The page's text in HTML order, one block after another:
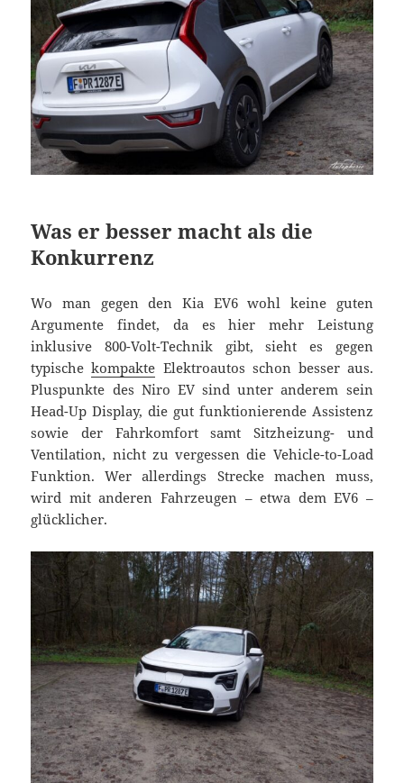
Was er besser macht als die
Konkurrenz
Wo man gegen den Kia EV6 wohl keine guten
Argumente findet, da es hier mehr Leistung
inklusive 800-Volt-Technik gibt, sieht es gegen
typischekompakte Elektroautos schon besser aus.
Pluspunkte des Niro EV sind unter anderem sein
Head-Up Display, die gut funktionierende Assistenz
sowie der Fahrkomfort samt Sitzheizung- und
Ventilation, nicht zu vergessen die Vehicle-to-Load
Funktion. Wer allerdings Strecke machen muss,
wird mit anderen Fahrzeugen – etwa dem EV6 –
glücklicher.